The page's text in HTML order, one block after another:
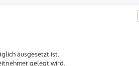
ausgesetzt ist.
gelegt wird.